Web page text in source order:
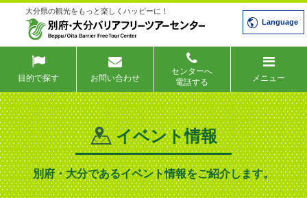
大分県の観光をもっと楽しくハッピーに！
Language
目的で探す お問い合わせ
センターへ
電話する
メニュー
イベント情報
別府・大分であるイベント情報をご紹介します。